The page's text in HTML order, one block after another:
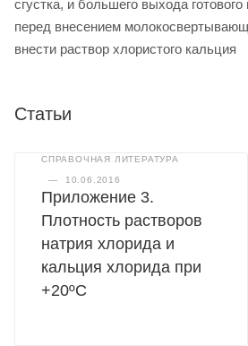
сгустка, и большего выхода
перед внесением
внести раствор хлористого кальция
Статьи
СПРАВОЧНАЯ ЛИТЕРАТУРА
— 10.06.2016
Приложение 3.
Плотность растворов
натрия хлорида и
кальция хлорида при
+20ºС